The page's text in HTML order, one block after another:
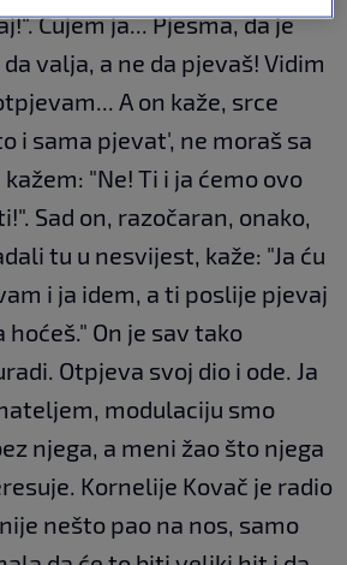
Čujem ja... Pjesma, da je
valja, a ne da pjevaš! Vidim
A on kaže, srce
i sama pjevat', ne moraš sa
kažem: "Ne! Ti i ja ćemo ovo
Sad on, razočaran, onako,
tu u nesvijest, kaže: "Ja ću
i ja idem, a ti poslije pjevaj
On je sav tako
Otpjeva svoj dio i ode. Ja
modulaciju smo
njega, a meni žao što njega
Kornelije Kovač je radio
nešto pao na nos, samo